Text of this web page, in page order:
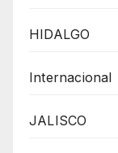
HIDALGO
Internacional
JALISCO